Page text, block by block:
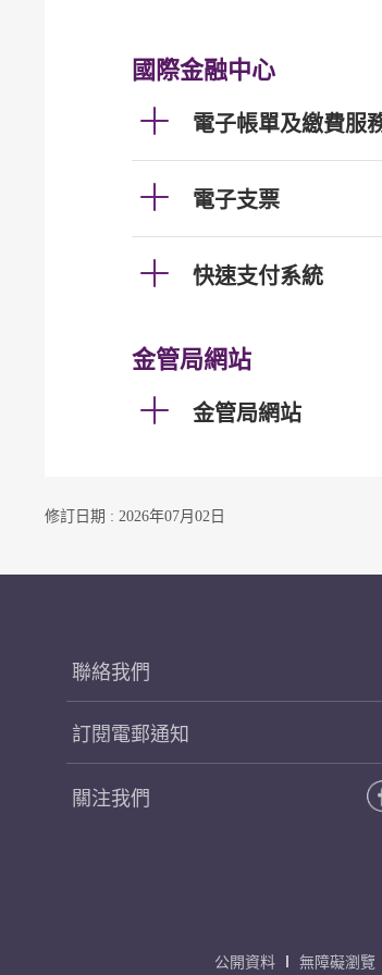
國際金融中心
電子帳單及繳費服
電子支票
快速支付系統
金管局網站
金管局網站
修訂日期 : 2026年07月02日
聯絡我們
訂閱電郵通知
關注我們
公開資料 無障礙瀏覽